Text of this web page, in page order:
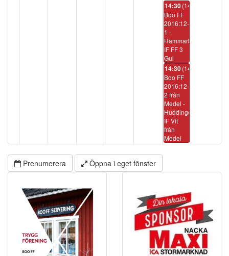
14:30(14:00)
Boo FF
2016:12-
2 från
Medel -
Huddinge
IF Vit
från
Medel
14:30(14:00)
Boo FF
2016:12-
1 -
Hammarby
IF FF 3
Gul
Prenumerera Öppna i eget fönster